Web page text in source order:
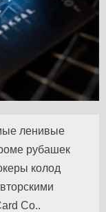
ленивые
рубашек
колод
Co..